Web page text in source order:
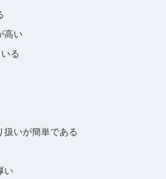
高い
る
いが簡単である
い